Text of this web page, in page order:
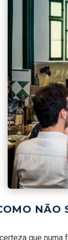
NÃO
que numa